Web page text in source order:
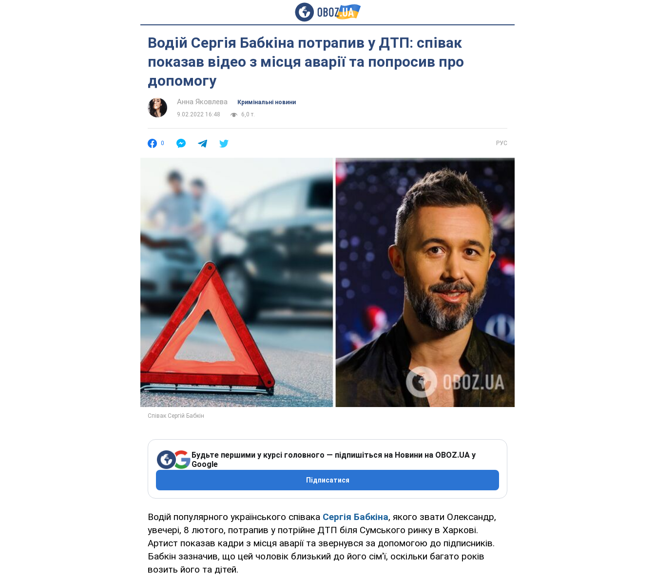
Водій Сергія Бабкіна потрапив у ДТП: співак
показав відео з місця аварії та попросив про
допомогу
Анна Яковлева
Кримінальні новини
9.02.2022 16:48
6,0 т.
0 РУС
Будьте першими у курсі головного — підпишіться на Новини на OBOZ.UA у
Google
Підписатися
Водій популярного українського співака Сергія Бабкіна, якого звати Олександр,
увечері, 8 лютого, потрапив у потрійне ДТП біля Сумського ринку в Харкові.
Артист показав кадри з місця аварії та звернувся за допомогою до підписників.
Бабкін зазначив, що цей чоловік близький до його сім'ї, оскільки багато років
возить його та дітей.